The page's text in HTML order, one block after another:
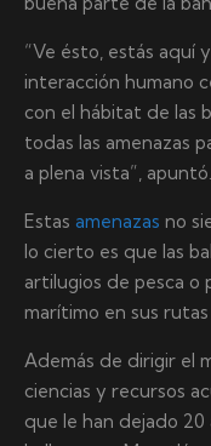
“Ve ésto, estás aquí
interacción humano
con el hábitat de las
todas las amenazas
a plena vista”, apuntó.
Estas amenazas no
lo cierto es que las
artilugios de pesca
marítimo en sus
Además de dirigir el
ciencias y recursos
que le han dejado